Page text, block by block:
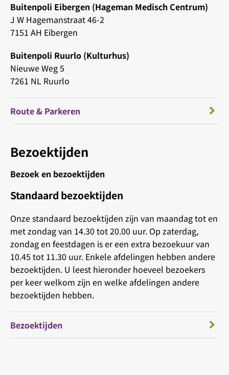
Buitenpoli Eibergen (Hageman Medisch Centrum)
J W Hagemanstraat 46-2
7151 AH Eibergen
Buitenpoli Ruurlo (Kulturhus)
Nieuwe Weg 5
7261 NL Ruurlo
Route & Parkeren
Bezoektijden
Bezoek en bezoektijden
Standaard bezoektijden
Onze standaard bezoektijden zijn van maandag tot en
met zondag van 14.30 tot 20.00 uur. Op zaterdag,
zondag en feestdagen is er een extra bezoekuur van
10.45 tot 11.30 uur. Enkele afdelingen hebben andere
bezoektijden. U leest hieronder hoeveel bezoekers
per keer welkom zijn en welke afdelingen andere
bezoektijden hebben.
Bezoektijden